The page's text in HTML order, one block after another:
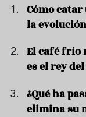
Cómo
la
El café frío
es el rey
¿Qué ha
elimina su